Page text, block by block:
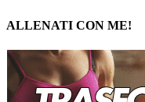
ALLENATI CON ME!